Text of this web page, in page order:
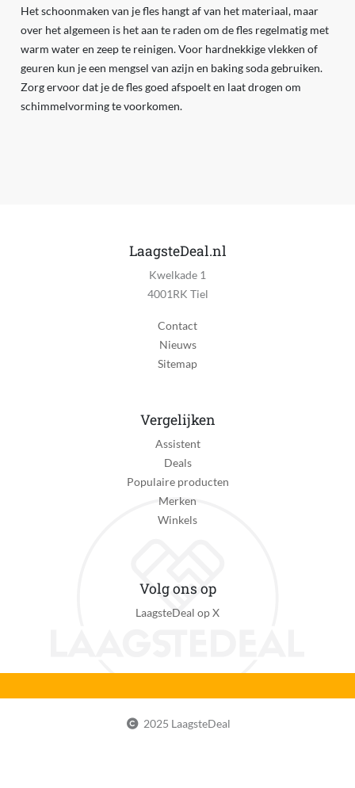
Het schoonmaken van je fles hangt af van het materiaal, maar
over het algemeen is het aan te raden om de fles regelmatig met
warm water en zeep te reinigen. Voor hardnekkige vlekken of
geuren kun je een mengsel van azijn en baking soda gebruiken.
Zorg ervoor dat je de fles goed afspoelt en laat drogen om
schimmelvorming te voorkomen.
LaagsteDeal.nl
Kwelkade 1
4001RK Tiel
Contact
Nieuws
Sitemap
Vergelijken
Assistent
Deals
Populaire producten
Merken
Winkels
Volg ons op
LaagsteDeal op X
2025 LaagsteDeal